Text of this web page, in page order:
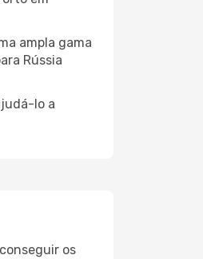
ampla gama
Rússia
lo a
os